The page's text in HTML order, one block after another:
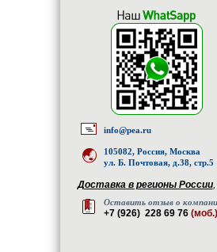
info@pea.ru
105082, Россия, Москва
ул. Б. Почтовая, д.38, стр.5
Доставка в регионы России,
Оставить отзыв о
+7 (926) 228 69 76 (моб.)